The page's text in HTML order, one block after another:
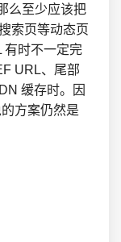
么至少应该把
索页等动态页
有时不一定完
URL、尾部
缓存时。因
方案仍然是